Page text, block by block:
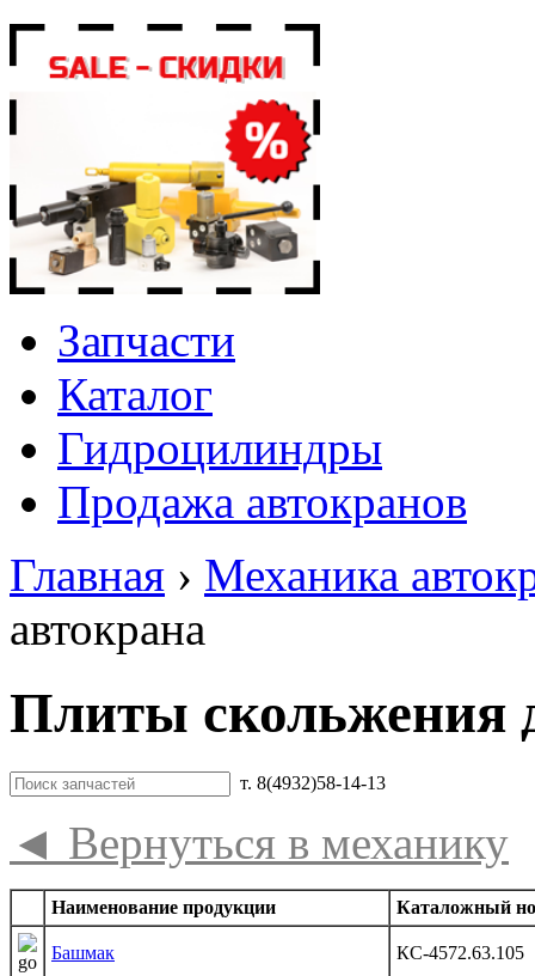
Запчасти
Каталог
Гидроцилиндры
Продажа автокранов
Главная › Механика
автокрана
Плиты скольжения
т. 8(4932)58-14-13
◄ Вернуться в механику
Наименование продукции Каталожный
Башмак КС-4572.63.105